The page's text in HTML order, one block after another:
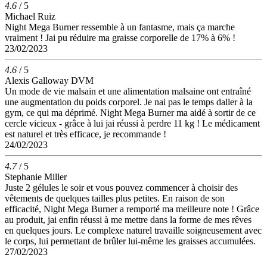
4.6 / 5
Michael Ruiz
Night Mega Burner ressemble à un fantasme, mais ça marche
vraiment ! Jai pu réduire ma graisse corporelle de 17% à 6% !
23/02/2023
4.6 / 5
Alexis Galloway DVM
Un mode de vie malsain et une alimentation malsaine ont entraîné
une augmentation du poids corporel. Je nai pas le temps daller à la
gym, ce qui ma déprimé. Night Mega Burner ma aidé à sortir de ce
cercle vicieux - grâce à lui jai réussi à perdre 11 kg ! Le médicament
est naturel et très efficace, je recommande !
24/02/2023
4.7/ 5
Stephanie Miller
Juste 2 gélules le soir et vous pouvez commencer à choisir des
vêtements de quelques tailles plus petites. En raison de son
efficacité, Night Mega Burner a remporté ma meilleure note ! Grâce
au produit, jai enfin réussi à me mettre dans la forme de mes rêves
en quelques jours. Le complexe naturel travaille soigneusement avec
le corps, lui permettant de brûler lui-même les graisses accumulées.
27/02/2023